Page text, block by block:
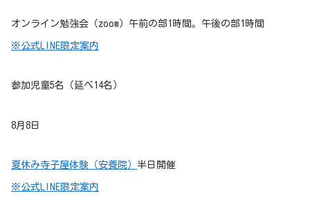
オンライン勉強会（zoom）午前の部1時間。午後の部1時間
※公式LINE限定案内
参加児童5名（延べ14名）
8月8日
夏休み寺子屋体験（安養院） 半日開催
※公式LINE限定案内